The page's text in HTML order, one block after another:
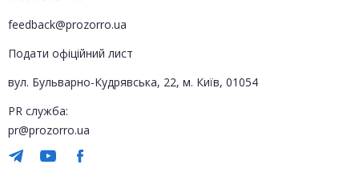
feedback@prozorro.ua
Подати офіційний лист
вул. Бульварно-Кудрявська, 22, м. Київ, 01054
PR служба:
pr@prozorro.ua